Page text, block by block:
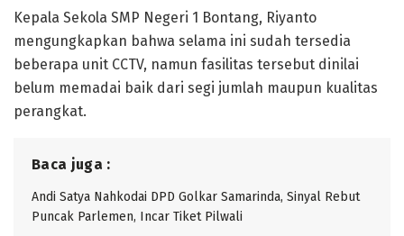
Kepala Sekola SMP Negeri 1 Bontang, Riyanto
mengungkapkan bahwa selama ini sudah tersedia
beberapa unit CCTV, namun fasilitas tersebut dinilai
belum memadai baik dari segi jumlah maupun kualitas
perangkat.
Baca juga :
Andi Satya Nahkodai DPD Golkar Samarinda, Sinyal Rebut
Puncak Parlemen, Incar Tiket Pilwali